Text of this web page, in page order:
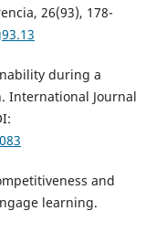
26(93), 178-
during a
International Journal
and
learning.